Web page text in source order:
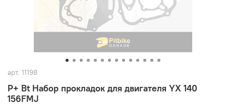
арт. 11198
P+ Bt Набор прокладок для двигателя YX 140
156FMJ